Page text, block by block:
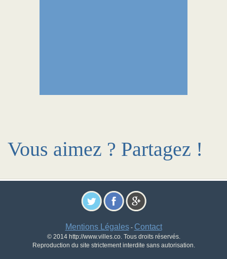
Vous aimez ? Partagez !
Mentions Légales- Contact
© 2014 http://www.villes.co. Tous droits réservés.
Reproduction du site strictement interdite sans autorisation.